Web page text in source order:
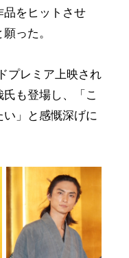
品をヒットさせ
った。
プレミア上映され
も登場し、「こ
」と感慨深げに